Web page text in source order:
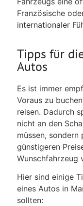
Französische
internationaler
Tipps für
Autos
Es ist immer
Voraus zu
reisen. Dadurch
nicht an den
müssen,
günstigeren
Wunschfahrzeug
Hier sind einige
eines Autos in
sollten: